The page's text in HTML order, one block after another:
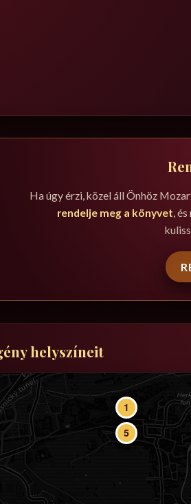
Ha úgy érzi, közel áll Önhöz
rendelje meg a könyvet,
helyszíneit
1
5